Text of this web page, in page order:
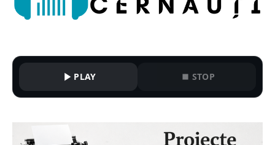
PLAY STOP